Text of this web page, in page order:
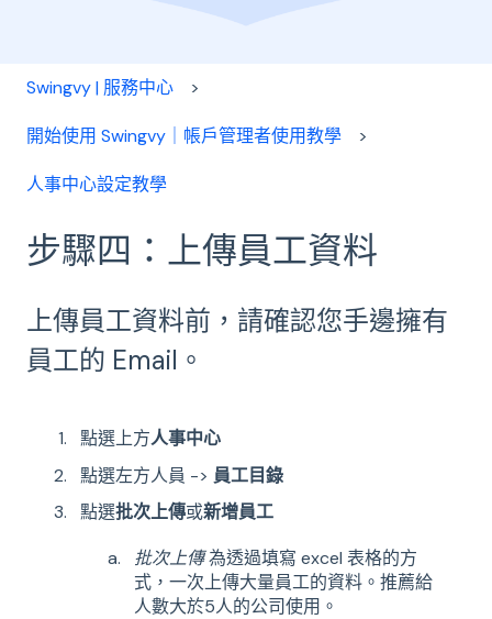
Swingvy | 服務中心
開始使用 Swingvy｜帳戶管理者使用教學
人事中心設定教學
步驟四：上傳員工資料
上傳員工資料前，請確認您手邊擁有
員工的 Email。
點選上方人事中心
點選左方人員 -> 員工目錄
點選批次上傳或新增員工
批次上傳為透過填寫 excel 表格的方
式，一次上傳大量員工的資料。推薦給
人數大於5人的公司使用。